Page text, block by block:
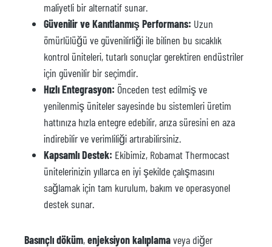
maliyetli bir alternatif sunar.
Güvenilir ve Kanıtlanmış Performans: Uzun
ömürlülüğü ve güvenilirliği ile bilinen bu sıcaklık
kontrol üniteleri, tutarlı sonuçlar gerektiren endüstriler
için güvenilir bir seçimdir.
Hızlı Entegrasyon: Önceden test edilmiş ve
yenilenmiş üniteler sayesinde bu sistemleri üretim
hattınıza hızla entegre edebilir, arıza süresini en aza
indirebilir ve verimliliği artırabilirsiniz.
Kapsamlı Destek: Ekibimiz, Robamat Thermocast
ünitelerinizin yıllarca en iyi şekilde çalışmasını
sağlamak için tam kurulum, bakım ve operasyonel
destek sunar.
Basınçlı döküm,enjeksiyon kalıplamaveya diğer